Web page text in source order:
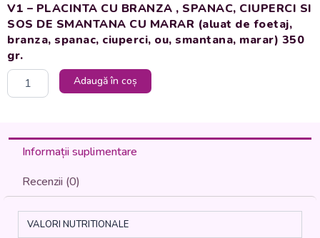
V1 – PLACINTA CU BRANZA , SPANAC, CIUPERCI SI
SOS DE SMANTANA CU MARAR (aluat de foetaj,
branza, spanac, ciuperci, ou, smantana, marar) 350
gr.
Cantitate
BRANZA
SPANAC,
CIUPERCI
Adaugă în coș
Informații suplimentare
Recenzii (0)
VALORI NUTRITIONALE